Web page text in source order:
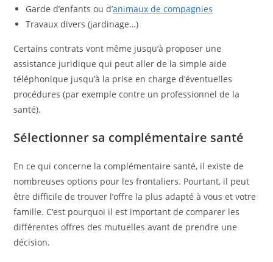
Garde d’enfants ou d’animaux de compagnies
Travaux divers (jardinage…)
Certains contrats vont même jusqu’à proposer une
assistance juridique qui peut aller de la simple aide
téléphonique jusqu’à la prise en charge d’éventuelles
procédures (par exemple contre un professionnel de la
santé).
Sélectionner sa complémentaire santé
En ce qui concerne la complémentaire santé, il existe de
nombreuses options pour les frontaliers. Pourtant, il peut
être difficile de trouver l’offre la plus adapté à vous et votre
famille. C’est pourquoi il est important de comparer les
différentes offres des mutuelles avant de prendre une
décision.